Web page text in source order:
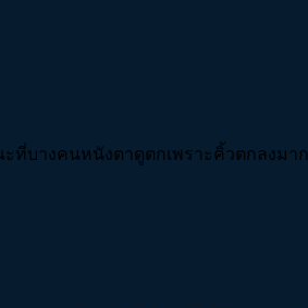
ที่บางคนหนังตาดูตกเพราะคิ้วตกลงมา